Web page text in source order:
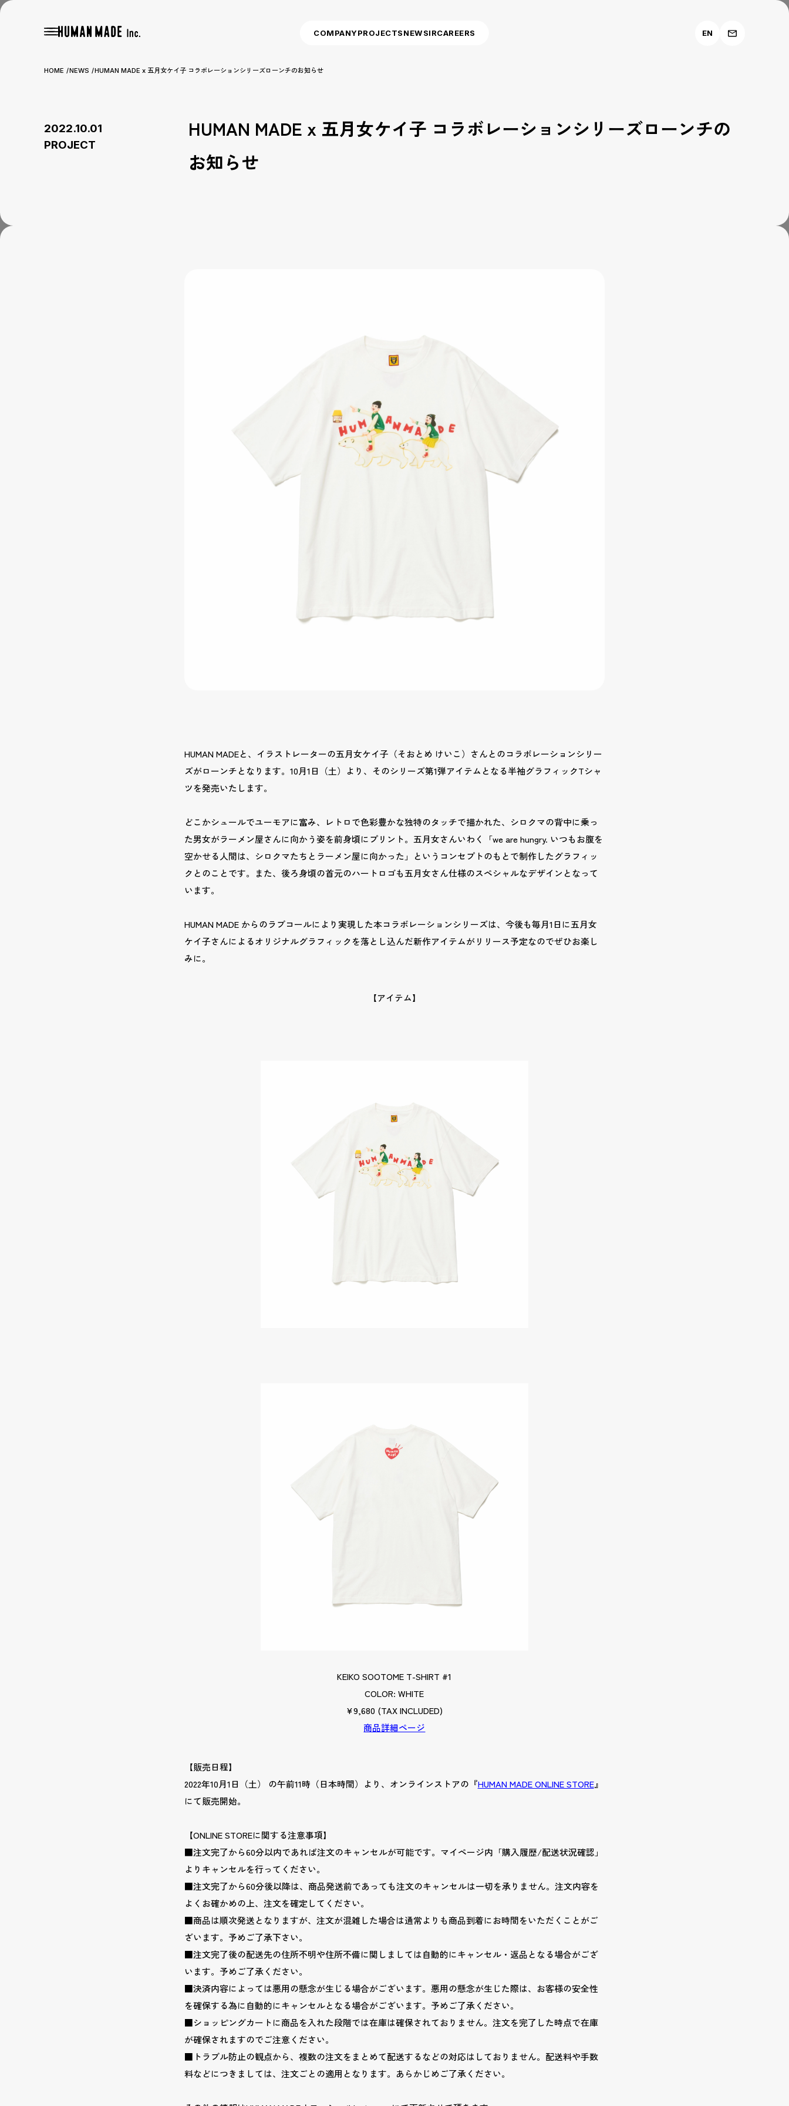
COMPANYPROJECTSNEWSIRCAREERS EN
HOME NEWS HUMAN MADE x 五月女ケイ子 コラボレーションシリーズローンチのお知らせ
2022.10.01
PROJECT
HUMAN MADE x 五月女ケイ子 コラボレーションシリーズローンチの
お知らせ
HUMAN MADEと、イラストレーターの五月女ケイ子（そおとめ けいこ）さんとのコラボレーションシリー
ズがローンチとなります。10月1日（土）より、そのシリーズ第1弾アイテムとなる半袖グラフィックTシャ
ツを発売いたします。
どこかシュールでユーモアに富み、レトロで色彩豊かな独特のタッチで描かれた、シロクマの背中に乗っ
た男女がラーメン屋さんに向かう姿を前身頃にプリント。五月女さんいわく「we are hungry. いつもお腹を
空かせる人間は、シロクマたちとラーメン屋に向かった」というコンセプトのもとで制作したグラフィッ
クとのことです。また、後ろ身頃の首元のハートロゴも五月女さん仕様のスペシャルなデザインとなって
います。
HUMAN MADE からのラブコールにより実現した本コラボレーションシリーズは、今後も毎月1日に五月女
ケイ子さんによるオリジナルグラフィックを落とし込んだ新作アイテムがリリース予定なのでぜひお楽し
みに。
【アイテム】
KEIKO SOOTOME T-SHIRT #1
COLOR: WHITE
¥9,680 (TAX INCLUDED)
商品詳細ページ
【販売日程】
2022年10月1日（土） の午前11時（日本時間）より、オンラインストアの『HUMAN MADE ONLINE STORE』
にて販売開始。
【ONLINE STOREに関する注意事項】
■注文完了から60分以内であれば注文のキャンセルが可能です。マイページ内「購入履歴/配送状況確認」
よりキャンセルを行ってください。
■注文完了から60分後以降は、商品発送前であっても注文のキャンセルは一切を承りません。注文内容を
よくお確かめの上、注文を確定してください。
■商品は順次発送となりますが、注文が混雑した場合は通常よりも商品到着にお時間をいただくことがご
ざいます。予めご了承下さい。
■注文完了後の配送先の住所不明や住所不備に関しましては自動的にキャンセル・返品となる場合がござ
います。予めご了承ください。
■決済内容によっては悪用の懸念が生じる場合がございます。悪用の懸念が生じた際は、お客様の安全性
を確保する為に自動的にキャンセルとなる場合がございます。予めご了承ください。
■ショッピングカートに商品を入れた段階では在庫は確保されておりません。注文を完了した時点で在庫
が確保されますのでご注意ください。
■トラブル防止の観点から、複数の注文をまとめて配送するなどの対応はしておりません。配送料や手数
料などにつきましては、注文ごとの適用となります。あらかじめご了承ください。